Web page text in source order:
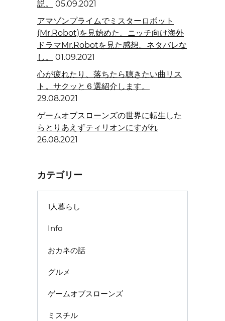
説。
05.09.2021
アマゾンプライムでミスターロボット
(Mr.Robot)を見始めた。ニッチ向け海外
ドラマMr.Robotを見た感想。ネタバレな
し。
01.09.2021
心が疲れたり、落ちたら聴きたい曲リス
ト。サクッと６選紹介します。
29.08.2021
ゲームオブスローンズの世界に転生した
らとりあえずティリオンにすがれ
26.08.2021
カテゴリー
1人暮らし
Info
おカネの話
グルメ
ゲームオブスローンズ
ミスチル